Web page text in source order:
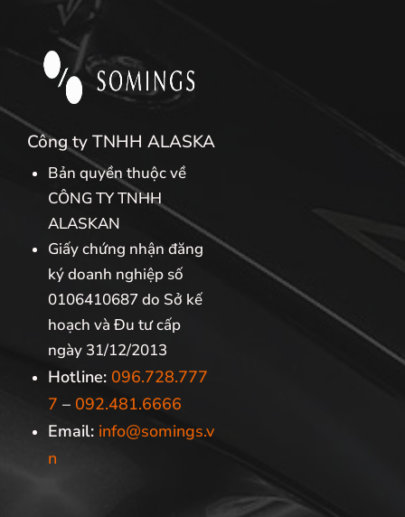
Công ty TNHH ALASKA
Bản quyền thuộc về
CÔNG TY TNHH
ALASKAN
Giấy chứng nhận đăng
ký doanh nghiệp số
0106410687 do Sở kế
hoạch và Đu tư cấp
ngày 31/12/2013
Hotline: 096.728.777
7 – 092.481.6666
Email: info@somings.v
n